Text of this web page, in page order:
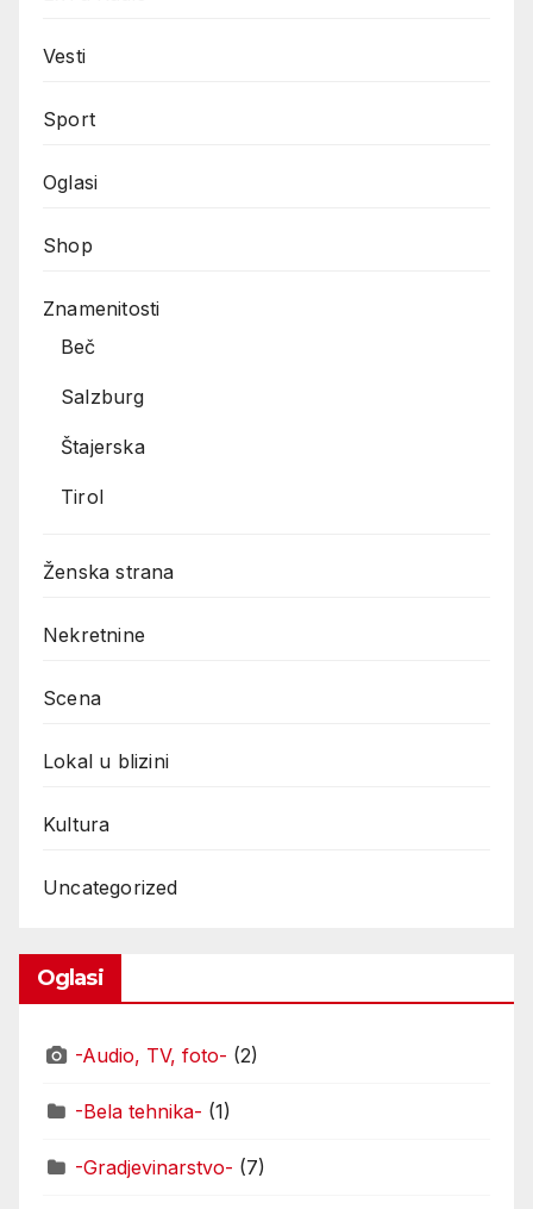
Vesti
Sport
Oglasi
Shop
Znamenitosti
Beč
Salzburg
Štajerska
Tirol
Ženska strana
Nekretnine
Scena
Lokal u blizini
Kultura
Uncategorized
Oglasi
-Audio, TV, foto- (2)
-Bela tehnika- (1)
-Gradjevinarstvo- (7)